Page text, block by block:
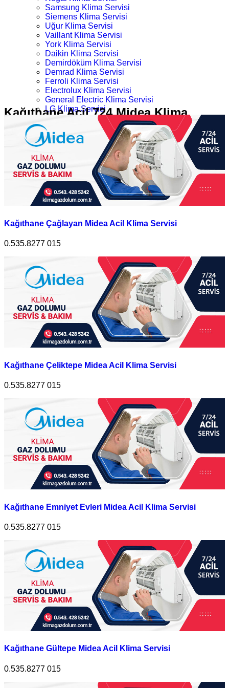
Samsung Klima Servisi
Siemens Klima Servisi
Uğur Klima Servisi
Vaillant Klima Servisi
York Klima Servisi
Daikin Klima Servisi
Demirdöküm Klima Servisi
Demrad Klima Servisi
Ferroli Klima Servisi
Electrolux Klima Servisi
General Electric Klima Servisi
LG Klima Servisi
Midea Klima Servisi
Mitsubishi Klima Servisi
Profilo Klima Servisi
İletişim
Kağıthane Acil 724 Midea Klima
Servisi
Ana Sayfa
Kategoriler
Kağıthane Acil 724 Midea Klima Servisi
Kağıthane Çağlayan Midea Acil Klima Servisi
0.535.8277 015
Kağıthane Çeliktepe Midea Acil Klima Servisi
0.535.8277 015
Kağıthane Emniyet Evleri Midea Acil Klima Servisi
0.535.8277 015
Kağıthane Gültepe Midea Acil Klima Servisi
0.535.8277 015